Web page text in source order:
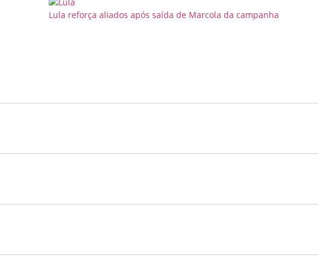
Lula reforça aliados após saída de Marcola da campanha